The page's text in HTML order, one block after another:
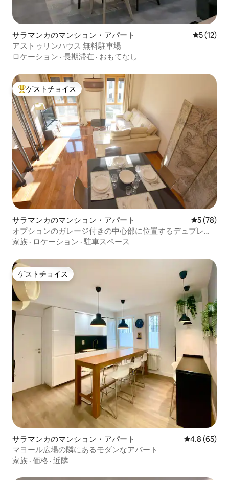
サラマンカのマンション・アパート レビュー
5 (12)
アストゥリンハウス 無料駐車場
ロケーション · 長期滞在 · おもてなし
大好評のゲストチョイスです。
ゲストチョイス
サラマンカのマンション・アパート レビュー
5 (78)
オプションのガレージ付きの中心部に位置するデュプレッ
クス
家族 · ロケーション ·駐車スペース
ゲストチョイス
ゲストチョイス
サラマンカのマンション・アパート レビュー65
4.8 (65)
マヨール広場の隣にあるモダンなアパート
家族 · 価格 · 近隣